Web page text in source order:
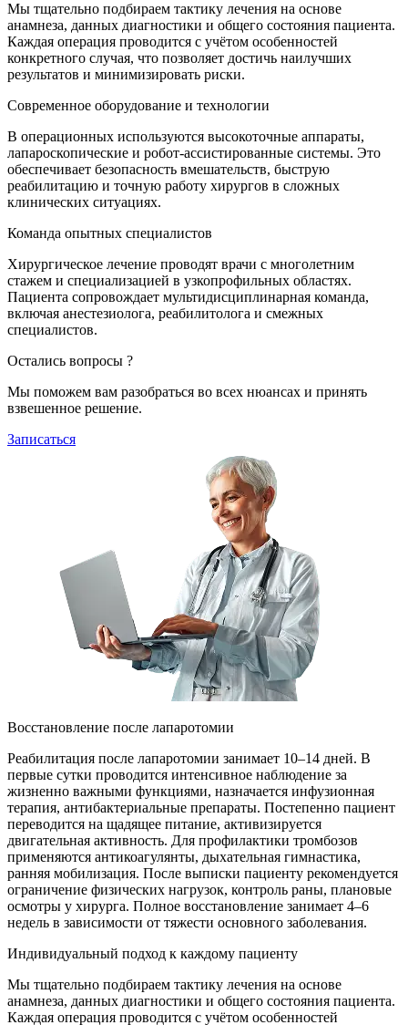
Мы тщательно подбираем тактику лечения на основе
анамнеза, данных диагностики и общего состояния пациента.
Каждая операция проводится с учётом особенностей
конкретного случая, что позволяет достичь наилучших
результатов и минимизировать риски.
Современное оборудование и технологии
В операционных используются высокоточные аппараты,
лапароскопические и робот-ассистированные системы. Это
обеспечивает безопасность вмешательств, быструю
реабилитацию и точную работу хирургов в сложных
клинических ситуациях.
Команда опытных специалистов
Хирургическое лечение проводят врачи с многолетним
стажем и специализацией в узкопрофильных областях.
Пациента сопровождает мультидисциплинарная команда,
включая анестезиолога, реабилитолога и смежных
специалистов.
Остались вопросы ?
Мы поможем вам разобраться во всех нюансах и принять
взвешенное решение.
Записаться
Восстановление после лапаротомии
Реабилитация после лапаротомии занимает 10–14 дней. В
первые сутки проводится интенсивное наблюдение за
жизненно важными функциями, назначается инфузионная
терапия, антибактериальные препараты. Постепенно пациент
переводится на щадящее питание, активизируется
двигательная активность. Для профилактики тромбозов
применяются антикоагулянты, дыхательная гимнастика,
ранняя мобилизация. После выписки пациенту рекомендуется
ограничение физических нагрузок, контроль раны, плановые
осмотры у хирурга. Полное восстановление занимает 4–6
недель в зависимости от тяжести основного заболевания.
Индивидуальный подход к каждому пациенту
Мы тщательно подбираем тактику лечения на основе
анамнеза, данных диагностики и общего состояния пациента.
Каждая операция проводится с учётом особенностей